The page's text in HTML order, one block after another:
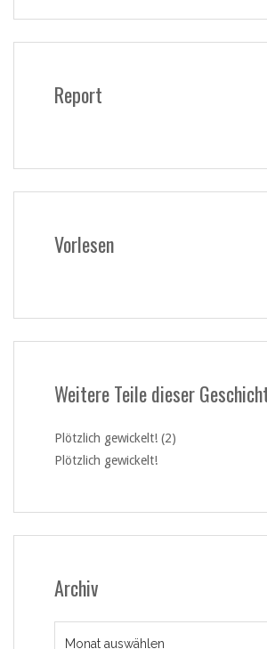
Report
Vorlesen
Weitere Teile dieser
Plötzlich gewickelt! (2)
Plötzlich gewickelt!
Archiv